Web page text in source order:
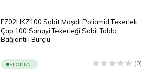
EZ02HKZ100 Sabit Maşalı Poliamid Tekerlek
Çap:100 Sanayi Tekerleği Sabit Tabla
Bağlantılı Burçlu
STOKTA (0)